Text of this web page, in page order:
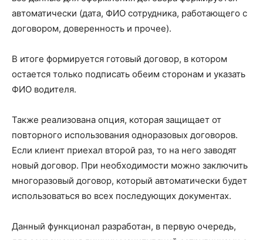
автоматически (дата, ФИО сотрудника, работающего с
договором, доверенность и прочее).
В итоге формируется готовый договор, в котором
остается только подписать обеим сторонам и указать
ФИО водителя.
Также реализована опция, которая защищает от
повторного использования одноразовых договоров.
Если клиент приехал второй раз, то на него заводят
новый договор. При необходимости можно заключить
многоразовый договор, который автоматически будет
использоваться во всех последующих документах.
Данный функционал разработан, в первую очередь,